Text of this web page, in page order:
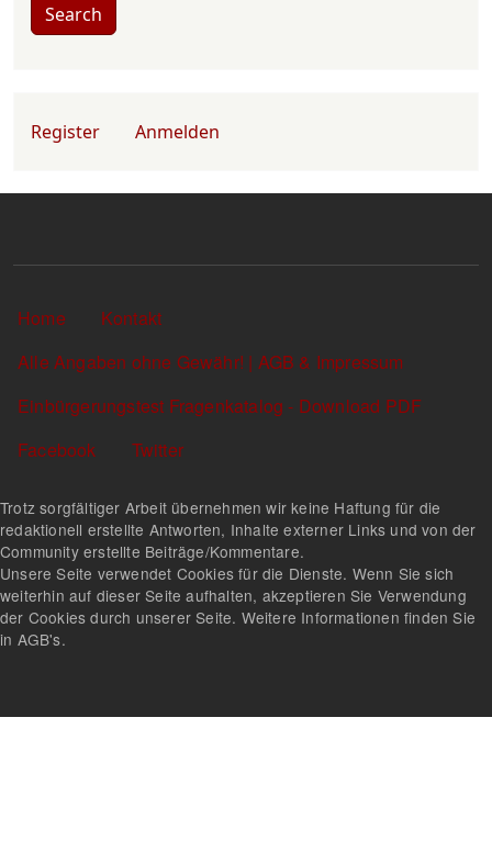
Search
Register Anmelden
Sekundärlinks
Home
Kontakt
Alle Angaben ohne Gewähr! | AGB & Impressum
Einbürgerungstest Fragenkatalog - Download PDF
Facebook
Twitter
Trotz sorgfältiger Arbeit übernehmen wir keine Haftung für die
redaktionell erstellte Antworten, Inhalte externer Links und von der
Community erstellte Beiträge/Kommentare.
Unsere Seite verwendet Cookies für die Dienste. Wenn Sie sich
weiterhin auf dieser Seite aufhalten, akzeptieren Sie Verwendung
der Cookies durch unserer Seite. Weitere Informationen finden Sie
in AGB's.